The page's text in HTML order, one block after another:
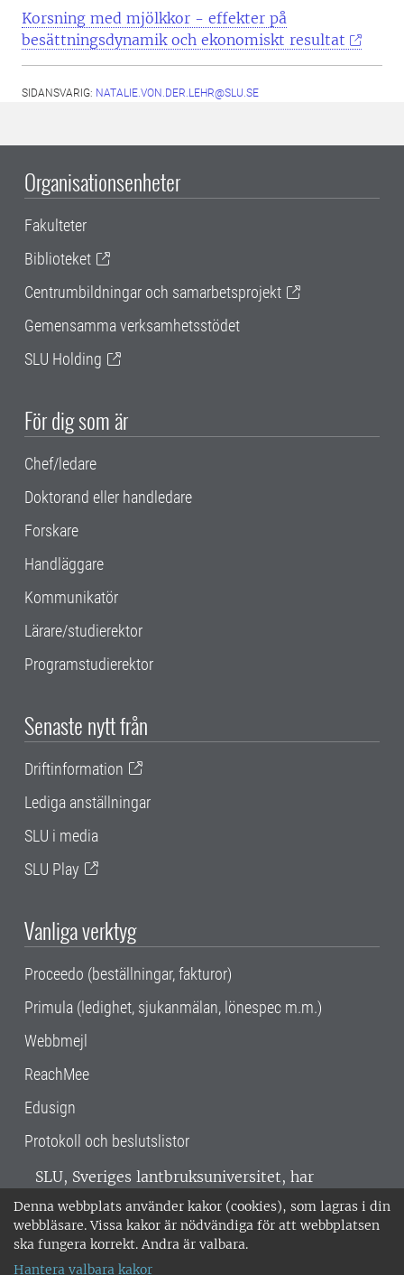
Denna webbplats använder kakor (cookies), som lagras i din
webbläsare. Vissa kakor är nödvändiga för att webbplatsen
ska fungera korrekt. Andra är valbara.
Hantera valbara kakor
Korsning med mjölkkor - effekter på
besättningsdynamik och ekonomiskt resultat
SIDANSVARIG: NATALIE.VON.DER.LEHR@SLU.SE
Organisationsenheter
Fakulteter
Biblioteket
Centrumbildningar och samarbetsprojekt
Gemensamma verksamhetsstödet
SLU Holding
För dig som är
Chef/ledare
Doktorand eller handledare
Forskare
Handläggare
Kommunikatör
Lärare/studierektor
Programstudierektor
Senaste nytt från
Driftinformation
Lediga anställningar
SLU i media
SLU Play
Vanliga verktyg
Proceedo (beställningar, fakturor)
Primula (ledighet, sjukanmälan, lönespec m.m.)
Webbmejl
ReachMee
Edusign
Protokoll och beslutslistor
SLU, Sveriges lantbruksuniversitet, har
verksamhet över hela Sverige. Huvudorter är
Alnarp, Uppsala och Umeå.SLU är
miljöcertifierat enligt ISO 14001. •
018-67 10 00 • Org nr: 202100-2817 •